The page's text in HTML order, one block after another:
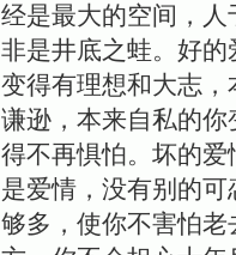
经是最大的空间，
非是井底之蛙。好
变得有理想和大志
谦逊，本来自私的
得不再惧怕。坏的
是爱情，没有别的
够多，使你不害怕